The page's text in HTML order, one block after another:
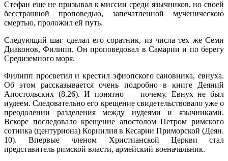
Стефан еще не призывал к миссии среди язычников, но своей
бесстрашной проповедью, запечатленной мученическою
смертью, проложил ей путь.
Следующий шаг сделал его соратник, из числа тех же Семи
Диаконов, Филипп. Он проповедовал в Самарии и по берегу
Средиземного моря.
Филипп просветил и крестил эфиопского сановника, евнуха.
Об этом рассказывается очень подробно в книге Деяний
Апостольских (8.26). И понятно — почему. Евнух не был
иудеем. Сле­довательно его крещение свидетельствовало уже о
преодолении разделения между иудеями и язычниками.
Вскоре последовало крещение апостолом Петром римского
сотника (центуриона) Корнилия в Кесарии Приморской (Деян.
10). Впервые членом Христианской Церкви стал
представитель римской власти, армейский военачальник.